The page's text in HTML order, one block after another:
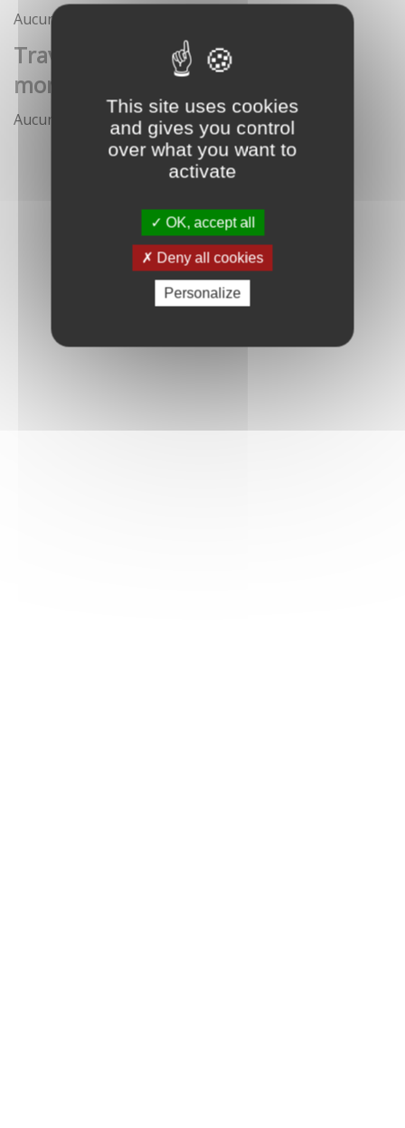
This site uses cookies
and gives you control
over what you want to
activate
OK, accept all
Deny all cookies
Personalize
Aucune démarche pour le moment
Travaux et interventions sur
monument historique
Aucune démarche pour le moment